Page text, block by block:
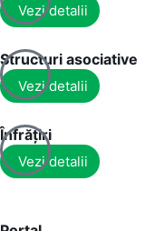
Vezi detalii
Structuri asociative
Vezi detalii
Înfrățiri
Vezi detalii